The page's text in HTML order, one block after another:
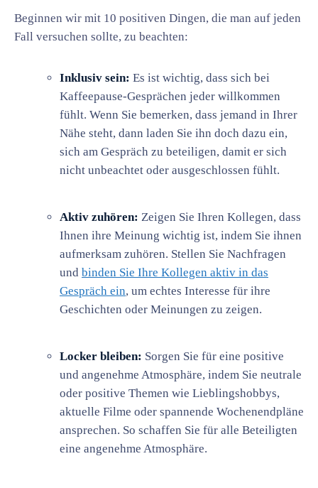
Beginnen wir mit 10 positiven Dingen, die man auf jeden
Fall versuchen sollte, zu beachten:
Inklusiv sein: Es ist wichtig, dass sich bei
Kaffeepause-Gesprächen jeder willkommen
fühlt. Wenn Sie bemerken, dass jemand in Ihrer
Nähe steht, dann laden Sie ihn doch dazu ein,
sich am Gespräch zu beteiligen, damit er sich
nicht unbeachtet oder ausgeschlossen fühlt.
Aktiv zuhören: Zeigen Sie Ihren Kollegen, dass
Ihnen ihre Meinung wichtig ist, indem Sie ihnen
aufmerksam zuhören. Stellen Sie Nachfragen
und binden Sie Ihre Kollegen aktiv in das
Gespräch ein, um echtes Interesse für ihre
Geschichten oder Meinungen zu zeigen.
Locker bleiben: Sorgen Sie für eine positive
und angenehme Atmosphäre, indem Sie neutrale
oder positive Themen wie Lieblingshobbys,
aktuelle Filme oder spannende Wochenendpläne
ansprechen. So schaffen Sie für alle Beteiligten
eine angenehme Atmosphäre.